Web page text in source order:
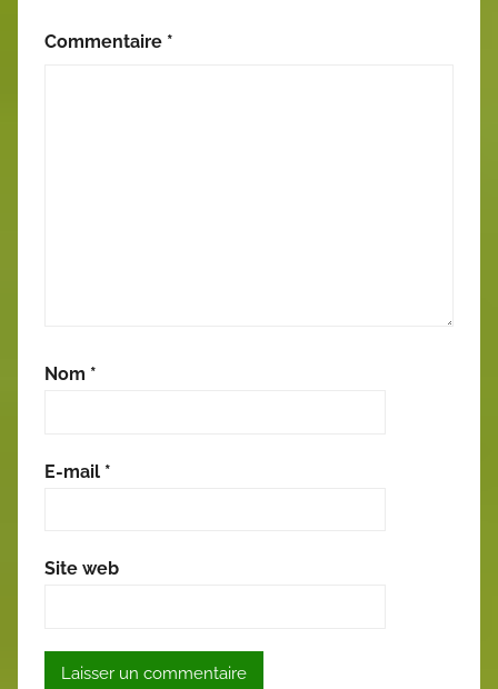
Commentaire *
Nom *
E-mail *
Site web